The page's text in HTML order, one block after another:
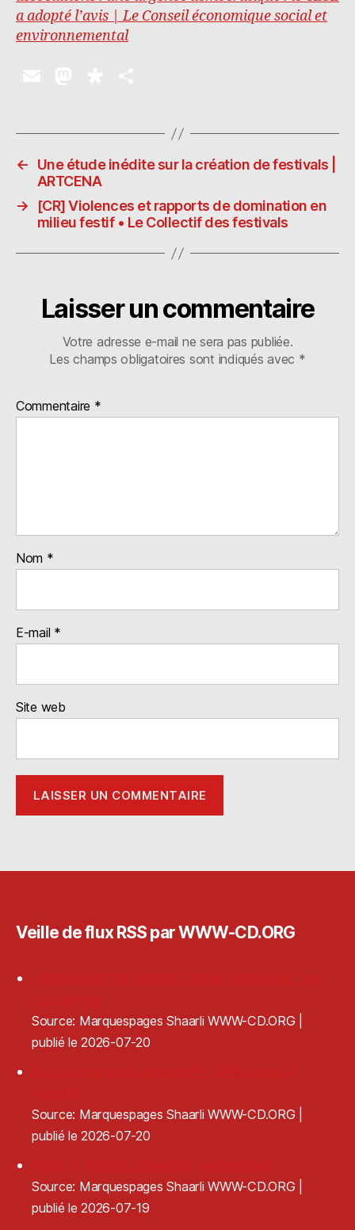
a adopté l’avis | Le Conseil économique social et
environnemental
ai
l
to
d
o
n
s
p
o
ra
rt
a
g
er
←
Une étude inédite sur la création de festivals |
ARTCENA
→
[CR] Violences et rapports de domination en
milieu festif • Le Collectif des festivals
Laisser un commentaire
Votre adresse e-mail ne sera pas publiée.
Les champs obligatoires sont indiqués avec *
Commentaire *
Nom *
E-mail *
Site web
Veille de flux RSS par WWW-CD.ORG
Source: Marquespages Shaarli WWW-CD.ORG
publié le 2026-07-20
Source: Marquespages Shaarli WWW-CD.ORG
publié le 2026-07-20
Source: Marquespages Shaarli WWW-CD.ORG
publié le 2026-07-19